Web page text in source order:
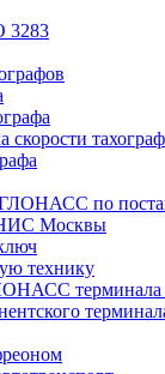
3283
скорости
по
Москвы
технику
терминала